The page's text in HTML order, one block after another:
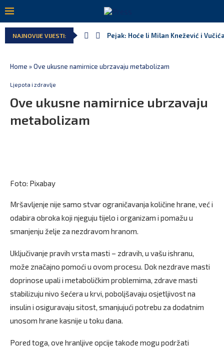
NAJNOVIJE VIJESTI: Pejak: Hoće li Milan Knežević i
Home »Ove ukusne namirnice ubrzavaju metabolizam
Ljepota i zdravlje
Ove ukusne namirnice ubrzavaju
metabolizam
Foto: Pixabay
Mršavljenje nije samo stvar ograničavanja količine hrane, već i
odabira obroka koji njeguju tijelo i organizam i pomažu u
smanjenju želje za nezdravom hranom.
Uključivanje pravih vrsta masti – zdravih, u vašu ishranu,
može značajno pomoći u ovom procesu. Dok nezdrave masti
doprinose upali i metaboličkim problemima, zdrave masti
stabilizuju nivo šećera u krvi, poboljšavaju osjetljivost na
insulin i osiguravaju sitost, smanjujući potrebu za dodatnim
unosom hrane kasnije u toku dana.
Pored toga, ove hranljive opcije takođe mogu podržati